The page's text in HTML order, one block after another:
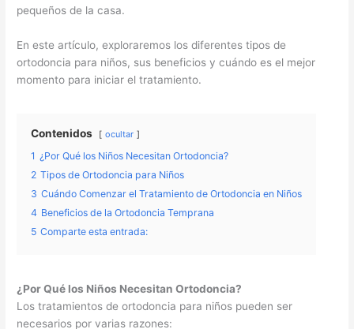
pequeños de la casa.
En este artículo, exploraremos los diferentes tipos de
ortodoncia para niños, sus beneficios y cuándo es el mejor
momento para iniciar el tratamiento.
Contenidos ocultar
1 ¿Por Qué los Niños Necesitan Ortodoncia?
2 Tipos de Ortodoncia para Niños
3 Cuándo Comenzar el Tratamiento de Ortodoncia en Niños
4 Beneficios de la Ortodoncia Temprana
5 Comparte esta entrada:
¿Por Qué los Niños Necesitan Ortodoncia?
Los tratamientos de ortodoncia para niños pueden ser
necesarios por varias razones: